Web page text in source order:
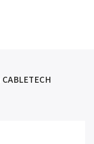
CABLETECH